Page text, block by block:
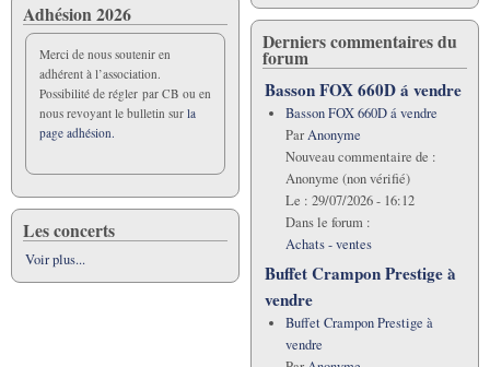
Adhésion 2026
Merci de nous soutenir en
adhérent à l’association.
Possibilité de régler par CB ou en
nous revoyant le bulletin sur la
page adhésion.
Les concerts
Voir plus...
Derniers commentaires du
forum
Basson FOX 660D á vendre
Basson FOX 660D á vendre
ParAnonyme
Nouveau commentaire de :
Anonyme (non vérifié)
Le : 29/07/2026 - 16:12
Dans le forum :
Achats - ventes
Buffet Crampon Prestige à
vendre
Buffet Crampon Prestige à
vendre